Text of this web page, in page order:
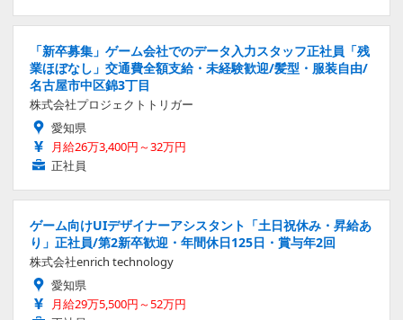
「新卒募集」ゲーム会社でのデータ入力スタッフ正社員「残
業ほぼなし」交通費全額支給・未経験歓迎/髪型・服装自由/
名古屋市中区錦3丁目
株式会社プロジェクトトリガー
愛知県
月給26万3,400円～32万円
正社員
ゲーム向けUIデザイナーアシスタント「土日祝休み・昇給あ
り」正社員/第2新卒歓迎・年間休日125日・賞与年2回
株式会社enrich technology
愛知県
月給29万5,500円～52万円